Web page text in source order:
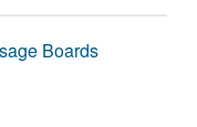
Boards